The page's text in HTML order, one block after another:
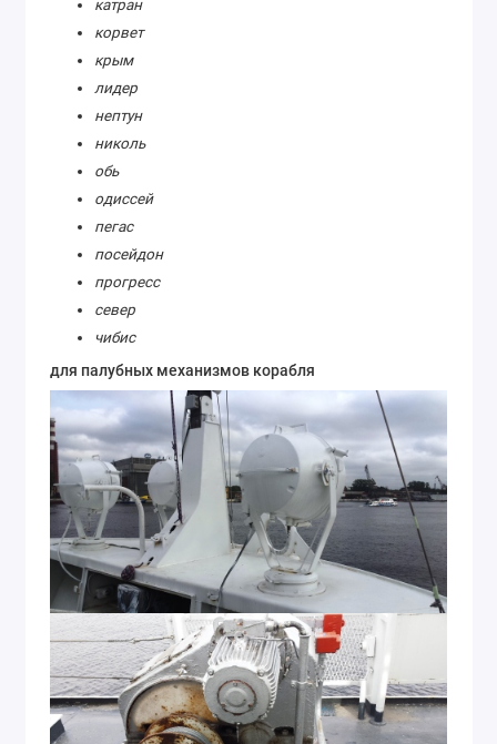
катран
корвет
крым
лидер
нептун
николь
обь
одиссей
пегас
посейдон
прогресс
север
чибис
для палубных механизмов корабля